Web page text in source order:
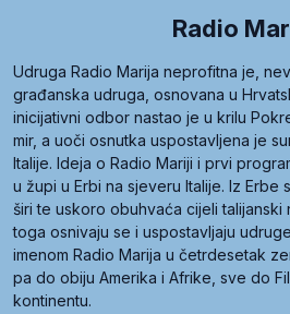
Radio
Udruga Radio Marija neprofitna je,
građanska udruga, osnovana u
inicijativni odbor nastao je u krilu
mir, a uoči osnutka uspostavljena je
Italije. Ideja o Radio Mariji i prvi
u župi u Erbi na sjeveru Italije. Iz Erbe
širi te uskoro obuhvaća cijeli talijanski
toga osnivaju se i uspostavljaju
imenom Radio Marija u četrdesetak
pa do obiju Amerika i Afrike, sve do
kontinentu.